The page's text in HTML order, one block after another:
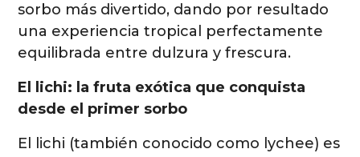
sorbo más divertido, dando por resultado
una experiencia tropical perfectamente
equilibrada entre dulzura y frescura.
El lichi: la fruta exótica que conquista
desde el primer sorbo
El lichi (también conocido como lychee) es